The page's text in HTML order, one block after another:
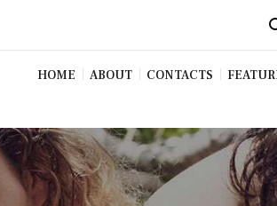
HOME ABOUT CONTACTS